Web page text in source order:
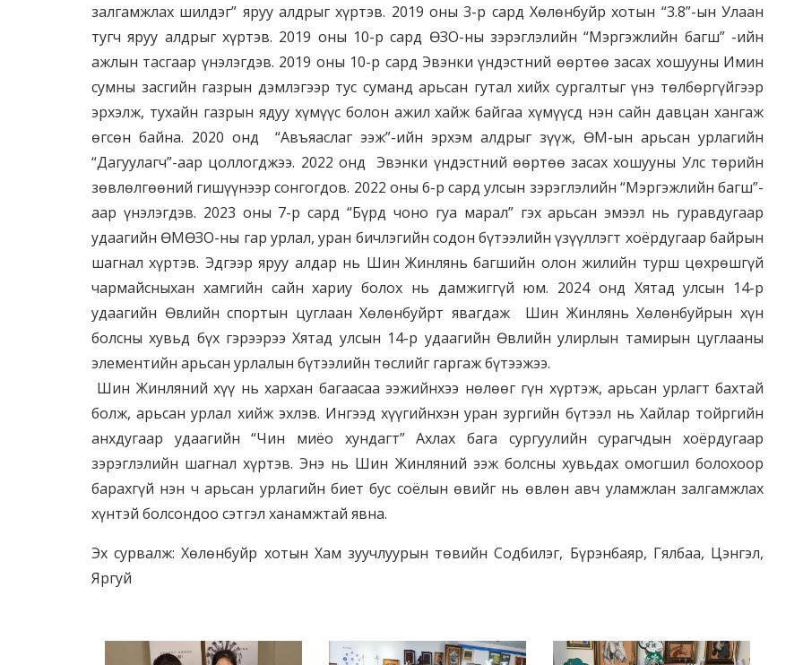
залгамжлах шилдэг” яруу алдрыг хүртэв. 2019 оны 3-р сард Хөлөнбуйр хотын “3.8”-ын Улаан
тугч яруу алдрыг хүртэв. 2019 оны 10-р сард ӨЗО-ны зэрэглэлийн “Мэргэжлийн багш” -ийн
ажлын тасгаар үнэлэгдэв. 2019 оны 10-р сард Эвэнки үндэстний өөртөө засах хошууны Имин
сумны засгийн газрын дэмлэгээр тус суманд арьсан гутал хийх сургалтыг үнэ төлбөргүйгээр
эрхэлж, тухайн газрын ядуу хүмүүс болон ажил хайж байгаа хүмүүсд нэн сайн давцан хангаж
өгсөн байна. 2020 онд “Авъяаслаг ээж”-ийн эрхэм алдрыг зүүж, ӨМ-ын арьсан урлагийн
“Дагуулагч”-аар цоллогджээ. 2022 онд Эвэнки үндэстний өөртөө засах хошууны Улс төрийн
зөвлөлгөөний гишүүнээр сонгогдов. 2022 оны 6-р сард улсын зэрэглэлийн “Мэргэжлийн багш”-
аар үнэлэгдэв. 2023 оны 7-р сард “Бүрд чоно гуа марал” гэх арьсан эмээл нь гуравдугаар
удаагийн ӨМӨЗО-ны гар урлал, уран бичлэгийн содон бүтээлийн үзүүллэгт хоёрдугаар байрын
шагнал хүртэв. Эдгээр яруу алдар нь Шин Жинлянь багшийн олон жилийн турш цөхрөшгүй
чармайсныхан хамгийн сайн хариу болох нь дамжиггүй юм. 2024 онд Хятад улсын 14-р
удаагийн Өвлийн спортын цуглаан Хөлөнбуйрт явагдаж Шин Жинлянь Хөлөнбуйрын хүн
болсны хувьд бүх гэрээрээ Хятад улсын 14-р удаагийн Өвлийн улирлын тамирын цуглааны
элементийн арьсан урлалын бүтээлийн төслийг гаргаж бүтээжээ.
Шин Жинляний хүү нь хархан багаасаа ээжийнхээ нөлөөг гүн хүртэж, арьсан урлагт бахтай
болж, арьсан урлал хийж эхлэв. Ингээд хүүгийнхэн уран зургийн бүтээл нь Хайлар тойргийн
анхдугаар удаагийн “Чин миёо хундагт” Ахлах бага сургуулийн сурагчдын хоёрдугаар
зэрэглэлийн шагнал хүртэв. Энэ нь Шин Жинляний ээж болсны хувьдах омогшил болохоор
барахгүй нэн ч арьсан урлагийн биет бус соёлын өвийг нь өвлөн авч уламжлан залгамжлах
хүнтэй болсондоо сэтгэл ханамжтай явна.
Эх сурвалж: Хөлөнбуйр хотын Хам зуучлуурын төвийн Содбилэг, Бүрэнбаяр, Гялбаа, Цэнгэл,
Яргуй